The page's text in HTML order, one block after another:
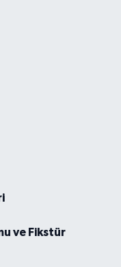
ve Fikstür